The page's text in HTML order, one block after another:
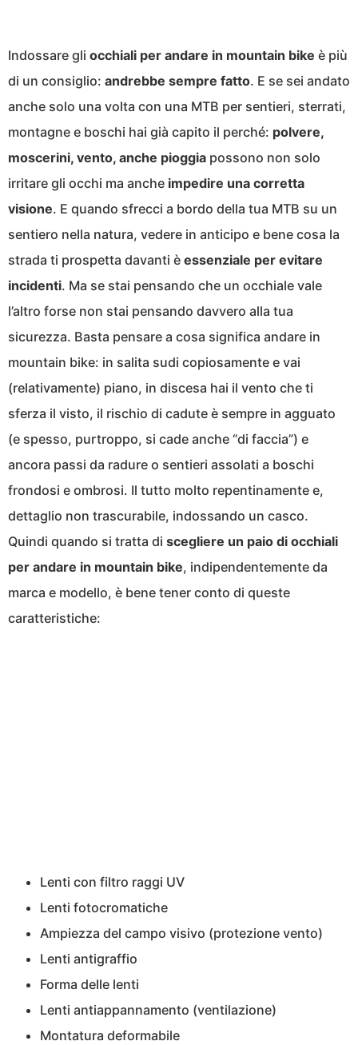
Indossare gli occhiali per andare in mountain bike è più
di un consiglio: andrebbe sempre fatto. E se sei andato
anche solo una volta con una MTB per sentieri, sterrati,
montagne e boschi hai già capito il perché: polvere,
moscerini, vento, anche pioggia possono non solo
irritare gli occhi ma anche impedire una corretta
visione. E quando sfrecci a bordo della tua MTB su un
sentiero nella natura, vedere in anticipo e bene cosa la
strada ti prospetta davanti è essenziale per evitare
incidenti. Ma se stai pensando che un occhiale vale
l’altro forse non stai pensando davvero alla tua
sicurezza. Basta pensare a cosa significa andare in
mountain bike: in salita sudi copiosamente e vai
(relativamente) piano, in discesa hai il vento che ti
sferza il visto, il rischio di cadute è sempre in agguato
(e spesso, purtroppo, si cade anche “di faccia”) e
ancora passi da radure o sentieri assolati a boschi
frondosi e ombrosi. Il tutto molto repentinamente e,
dettaglio non trascurabile, indossando un casco.
Quindi quando si tratta di scegliere un paio di occhiali
per andare in mountain bike, indipendentemente da
marca e modello, è bene tener conto di queste
caratteristiche:
Lenti con filtro raggi UV
Lenti fotocromatiche
Ampiezza del campo visivo (protezione vento)
Lenti antigraffio
Forma delle lenti
Lenti antiappannamento (ventilazione)
Montatura deformabile